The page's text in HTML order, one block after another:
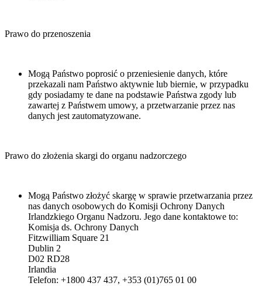
Prawo do przenoszenia
Mogą Państwo poprosić o przeniesienie danych, które
przekazali nam Państwo aktywnie lub biernie, w przypadku
gdy posiadamy te dane na podstawie Państwa zgody lub
zawartej z Państwem umowy, a przetwarzanie przez nas
danych jest zautomatyzowane.
Prawo do złożenia skargi do organu nadzorczego
Mogą Państwo złożyć skargę w sprawie przetwarzania przez
nas danych osobowych do Komisji Ochrony Danych
Irlandzkiego Organu Nadzoru. Jego dane kontaktowe to:
Komisja ds. Ochrony Danych
Fitzwilliam Square 21
Dublin 2
D02 RD28
Irlandia
Telefon: +1800 437 437, +353 (01)765 01 00